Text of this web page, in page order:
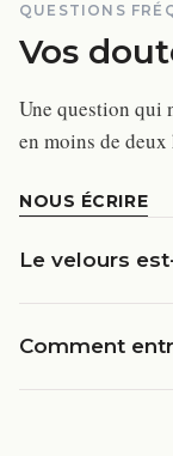
QUESTIONS
Vos
Une question qui
en moins de
NOUS ÉCRIRE
Le velours
Comment